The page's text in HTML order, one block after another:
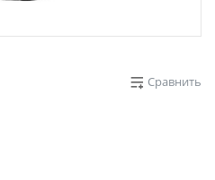
Сравнить